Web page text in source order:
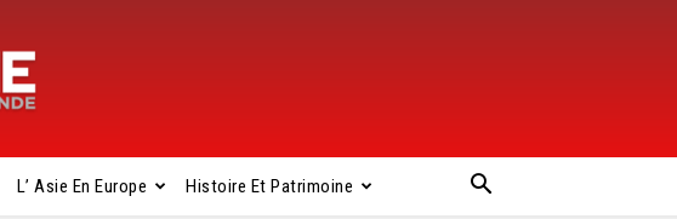
L’ Asie En Europe Histoire Et Patrimoine